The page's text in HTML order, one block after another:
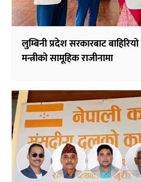
लुम्बिनी प्रदेश सरकारबाट
मन्त्रीको सामूहिक राजीनामा